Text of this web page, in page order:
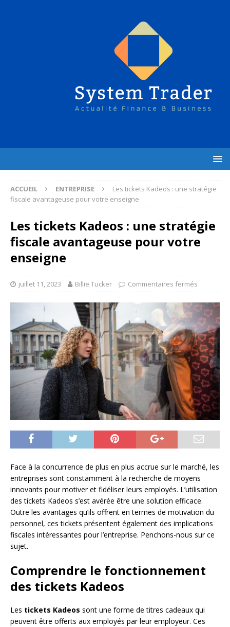
ACCUEIL ENTREPRISE
Les tickets Kadeos : une stratégie
fiscale avantageuse pour votre enseigne
Les tickets Kadeos : une stratégie
fiscale avantageuse pour votre
enseigne
juillet 11, 2023 Billie Tucker Commentaires fermés
Face à la concurrence de plus en plus accrue sur le marché, les
entreprises sont constamment à la recherche de moyens
innovants pour motiver et fidéliser leurs employés. L’utilisation
des tickets Kadeos s’est avérée être une solution efficace.
Outre les avantages qu’ils offrent en termes de motivation du
personnel, ces tickets présentent également des implications
fiscales intéressantes pour l’entreprise. Penchons-nous sur ce
sujet.
Comprendre le fonctionnement
des tickets Kadeos
Les tickets Kadeos sont une forme de titres cadeaux qui
peuvent être offerts aux employés par leur employeur. Ces